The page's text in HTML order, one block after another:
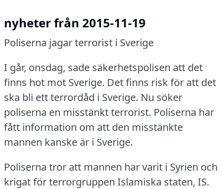
nyheter från 2015-11-19
Poliserna jagar terrorist i Sverige
I går, onsdag, sade säkerhetspolisen att det
finns hot mot Sverige. Det finns risk för att det
ska bli ett terrordåd i Sverige. Nu söker
poliserna en misstänkt terrorist. Poliserna har
fått information om att den misstänkte
mannen kanske är i Sverige.
Poliserna tror att mannen har varit i Syrien och
krigat för terrorgruppen Islamiska staten, IS.